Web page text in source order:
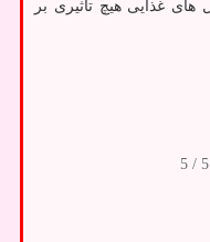
غذایی هیچ تاثیری بر
/ 5